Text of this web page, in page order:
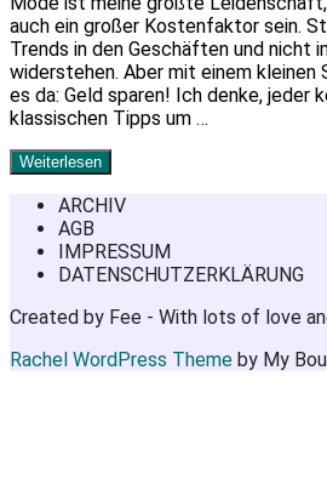
auch ein großer Kostenfaktor sein.
Trends in den Geschäften und nicht
widerstehen. Aber mit einem
es da: Geld sparen! Ich denke, jeder
klassischen Tipps um …
Weiterlesen
ARCHIV
AGB
IMPRESSUM
DATENSCHUTZERKLÄRUNG
Created by Fee - With lots of love
Rachel WordPress Theme by My